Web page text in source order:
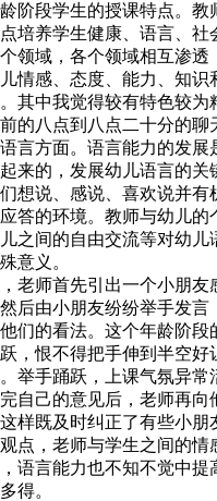
阶段学生的授课特点。教
培养学生健康、语言、社
领域，各个领域相互渗透
情感、态度、能力、知识
其中我觉得较有特色较为
的八点到八点二十分的聊
言方面。语言能力的发展
来的，发展幼儿语言的关
想说、感说、喜欢说并有
答的环境。教师与幼儿的
之间的自由交流等对幼儿
意义。
老师首先引出一个小朋友
后由小朋友纷纷举手发言
们的看法。这个年龄阶段
，恨不得把手伸到半空好
举手踊跃，上课气氛异常
自己的意见后，老师再向
样既及时纠正了有些小朋
点，老师与学生之间的情
语言能力也不知不觉中提
得。